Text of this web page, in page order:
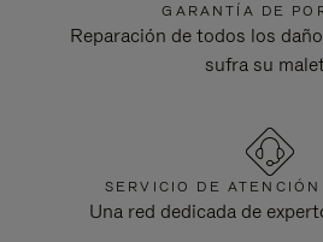
GARANTÍA DE
Reparación de todos los
sufra su
SERVICIO DE
Una red dedicada de